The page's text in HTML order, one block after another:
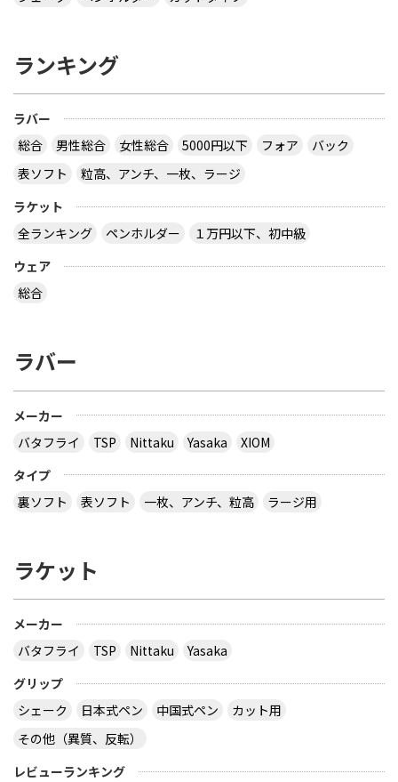
ランキング
ラバー
総合
男性総合 女性総合 5000円以下 フォア
バック
表ソフト
粒高、アンチ、一枚、ラージ
ラケット
全ランキング
ペンホルダー
１万円以下、初中級
ウェア
総合
ラバー
メーカー
バタフライ
TSP Nittaku Yasaka
XIOM
タイプ
裏ソフト
表ソフト 一枚、アンチ、粒高 ラージ用
ラケット
メーカー
バタフライ
TSP Nittaku
Yasaka
グリップ
シェーク
日本式ペン 中国式ペン
カット用
その他（異質、反転）
レビューランキング